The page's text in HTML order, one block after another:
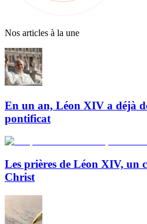
Nos articles à la une
En un an, Léon XIV a déjà
pontificat
Les prières de Léon XIV, un
Christ